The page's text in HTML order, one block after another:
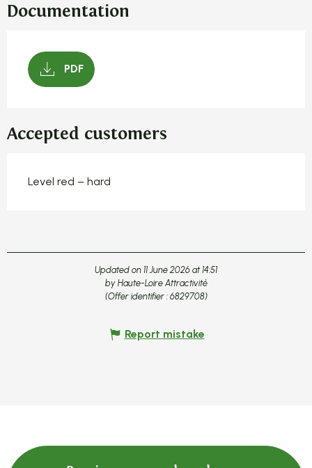
Documentation
PDF
Accepted customers
Level red – hard
Updated on 11 June 2026 at 14:51
by Haute-Loire Attractivité
(Offer identifier : 6829708)
Report mistake